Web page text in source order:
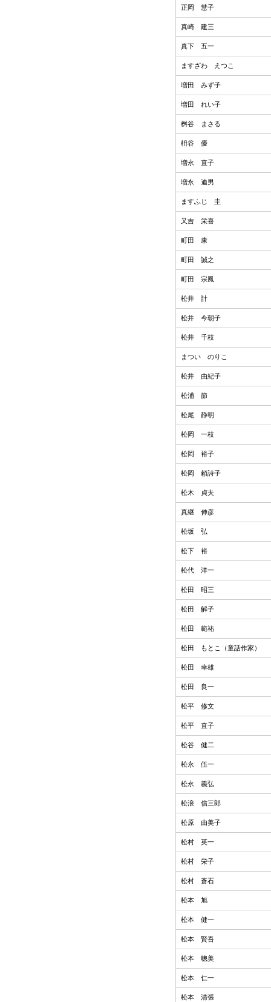
正岡 慧子
真崎 建三
真下 五一
ますざわ えつこ
増田 みず子
増田 れい子
桝谷 まさる
枡谷 優
増永 直子
増永 迪男
ますふじ 圭
又吉 栄喜
町田 康
町田 誠之
町田 宗鳳
松井 計
松井 今朝子
松井 千枝
まつい のりこ
松井 由紀子
松浦 節
松尾 静明
松岡 一枝
松岡 裕子
松岡 頼詩子
松木 貞夫
真継 伸彦
松坂 弘
松下 裕
松代 洋一
松田 昭三
松田 解子
松田 範祐
松田 もとこ（童話作家）
松田 幸雄
松田 良一
松平 修文
松平 直子
松谷 健二
松永 伍一
松永 義弘
松浪 信三郎
松原 由美子
松村 英一
松村 栄子
松村 蒼石
松本 旭
松本 健一
松本 賢吾
松本 聰美
松本 仁一
松本 清張